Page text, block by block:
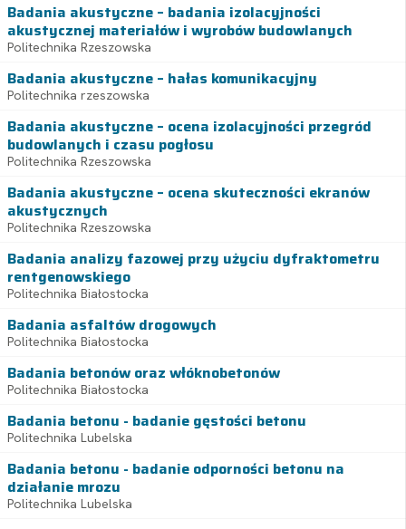
Badania akustyczne – badania izolacyjności
akustycznej materiałów i wyrobów budowlanych
Politechnika Rzeszowska
Badania akustyczne – hałas komunikacyjny
Politechnika rzeszowska
Badania akustyczne – ocena izolacyjności przegród
budowlanych i czasu pogłosu
Politechnika Rzeszowska
Badania akustyczne – ocena skuteczności ekranów
akustycznych
Politechnika Rzeszowska
Badania analizy fazowej przy użyciu dyfraktometru
rentgenowskiego
Politechnika Białostocka
Badania asfaltów drogowych
Politechnika Białostocka
Badania betonów oraz włóknobetonów
Politechnika Białostocka
Badania betonu - badanie gęstości betonu
Politechnika Lubelska
Badania betonu - badanie odporności betonu na
działanie mrozu
Politechnika Lubelska